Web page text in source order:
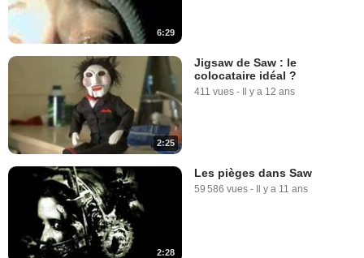
6:29
2:25
Jigsaw de Saw : le
colocataire idéal ?
411 vues - Il y a 12 ans
2:28
Les pièges dans Saw
59 586 vues - Il y a 11 ans